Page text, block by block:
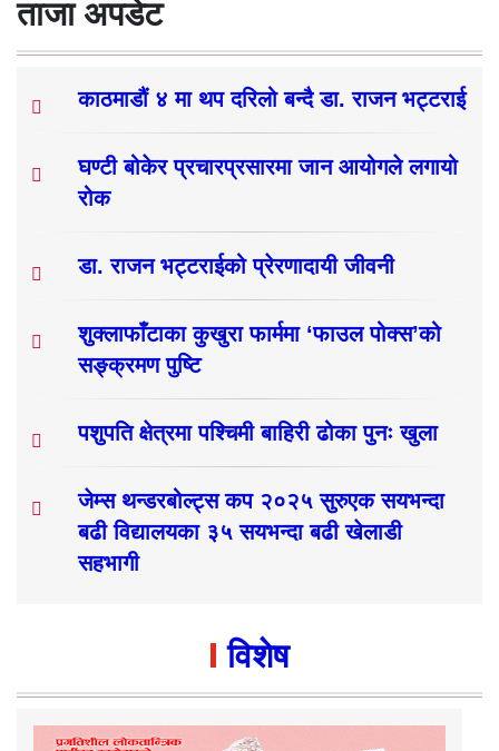
ताजा अपडेट
काठमाडौं ४ मा थप दरिलो बन्दै डा. राजन भट्टराई
घण्टी बोकेर प्रचारप्रसारमा जान आयोगले लगायो
रोक
डा. राजन भट्टराईको प्रेरणादायी जीवनी
शुक्लाफाँटाका कुखुरा फार्ममा ‘फाउल पोक्स’को
सङ्क्रमण पुष्टि
पशुपति क्षेत्रमा पश्चिमी बाहिरी ढोका पुनः खुला
जेम्स थन्डरबोल्ट्स कप २०२५ सुरुएक सयभन्दा
बढी विद्यालयका ३५ सयभन्दा बढी खेलाडी
सहभागी
विशेष